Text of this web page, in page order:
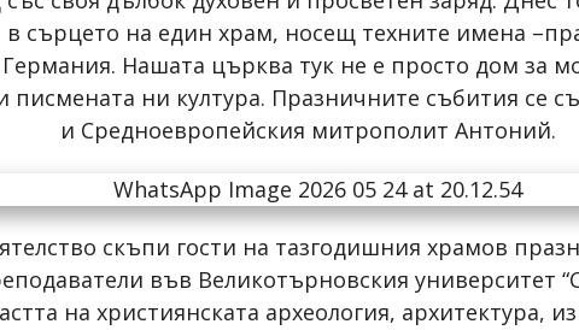
сърцето на един храм, носещ техните имена
Нашата църква тук не е просто дом за
писмената ни култура. Празничните събития се
и Средноевропейския митрополит Антоний.
скъпи гости на тазгодишния храмов
във Великотърновския университет
на християнската археология, архитектура,